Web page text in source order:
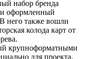
набор бренда
оформленный
него также вошли
колода карт от
крупноформатными
для проекта.